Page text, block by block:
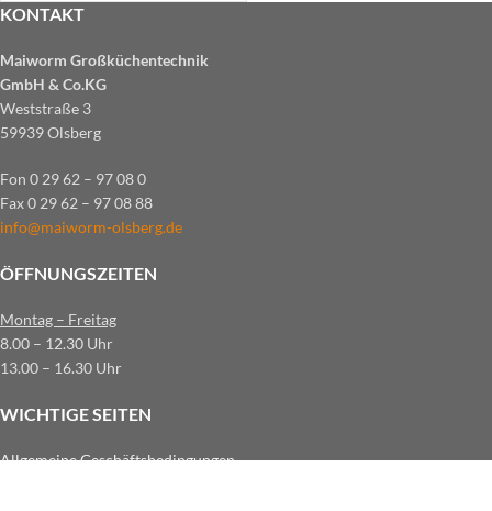
KONTAKT
Maiworm Großküchentechnik
GmbH & Co.KG
Weststraße 3
59939 Olsberg
Fon 0 29 62 – 97 08 0
Fax 0 29 62 – 97 08 88
info@maiworm-olsberg.de
ÖFFNUNGSZEITEN
Montag – Freitag
8.00 – 12.30 Uhr
13.00 – 16.30 Uhr
WICHTIGE SEITEN
Allgemeine Geschäftsbedingungen